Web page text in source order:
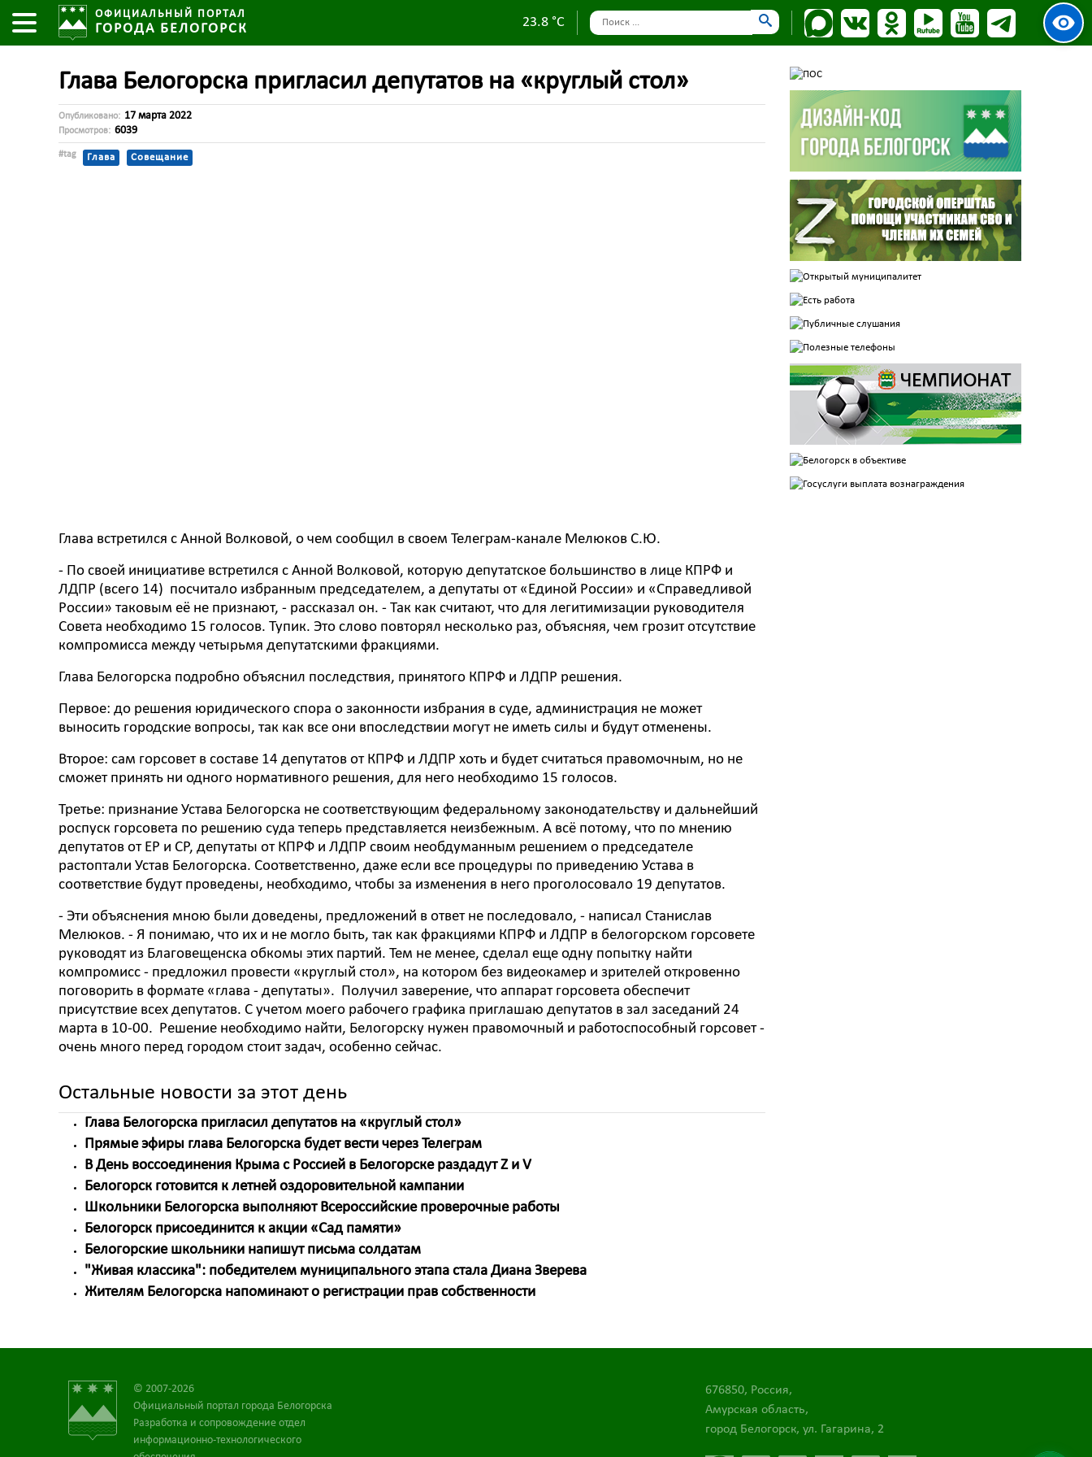
ОФИЦИАЛЬНЫЙ ПОРТАЛ
ГОРОДА БЕЛОГОРСК 23.8 °C
Глава Белогорска пригласил депутатов на «круглый стол»
Опубликовано: 17 марта 2022
Просмотров: 6039
#tag Глава Совещание
Глава встретился с Анной Волковой, о чем сообщил в своем Телеграм-канале Мелюков С.Ю.
- По своей инициативе встретился с Анной Волковой, которую депутатское большинство в лице КПРФ и
ЛДПР (всего 14) посчитало избранным председателем, а депутаты от «Единой России» и «Справедливой
России» таковым её не признают, - рассказал он. - Так как считают, что для легитимизации руководителя
Совета необходимо 15 голосов. Тупик. Это слово повторял несколько раз, объясняя, чем грозит отсутствие
компромисса между четырьмя депутатскими фракциями.
Глава Белогорска подробно объяснил последствия, принятого КПРФ и ЛДПР решения.
Первое: до решения юридического спора о законности избрания в суде, администрация не может
выносить городские вопросы, так как все они впоследствии могут не иметь силы и будут отменены.
Второе: сам горсовет в составе 14 депутатов от КПРФ и ЛДПР хоть и будет считаться правомочным, но не
сможет принять ни одного нормативного решения, для него необходимо 15 голосов.
Третье: признание Устава Белогорска не соответствующим федеральному законодательству и дальнейший
роспуск горсовета по решению суда теперь представляется неизбежным. А всё потому, что по мнению
депутатов от ЕР и СР, депутаты от КПРФ и ЛДПР своим необдуманным решением о председателе
растоптали Устав Белогорска. Соответственно, даже если все процедуры по приведению Устава в
соответствие будут проведены, необходимо, чтобы за изменения в него проголосовало 19 депутатов.
- Эти объяснения мною были доведены, предложений в ответ не последовало, - написал Станислав
Мелюков. - Я понимаю, что их и не могло быть, так как фракциями КПРФ и ЛДПР в белогорском горсовете
руководят из Благовещенска обкомы этих партий. Тем не менее, сделал еще одну попытку найти
компромисс - предложил провести «круглый стол», на котором без видеокамер и зрителей откровенно
поговорить в формате «глава - депутаты». Получил заверение, что аппарат горсовета обеспечит
присутствие всех депутатов. С учетом моего рабочего графика приглашаю депутатов в зал заседаний 24
марта в 10-00. Решение необходимо найти, Белогорску нужен правомочный и работоспособный горсовет -
очень много перед городом стоит задач, особенно сейчас.
Остальные новости за этот день
Глава Белогорска пригласил депутатов на «круглый стол»
Прямые эфиры глава Белогорска будет вести через Телеграм
В День воссоединения Крыма с Россией в Белогорске раздадут Z и V
Белогорск готовится к летней оздоровительной кампании
Школьники Белогорска выполняют Всероссийские проверочные работы
Белогорск присоединится к акции «Сад памяти»
Белогорские школьники напишут письма солдатам
"Живая классика": победителем муниципального этапа стала Диана Зверева
Жителям Белогорска напоминают о регистрации прав собственности
© 2007-2026
Официальный портал города Белогорска
Разработка и сопровождение отдел
информационно-технологического
676850, Россия,
Амурская область,
город Белогорск, ул. Гагарина, 2